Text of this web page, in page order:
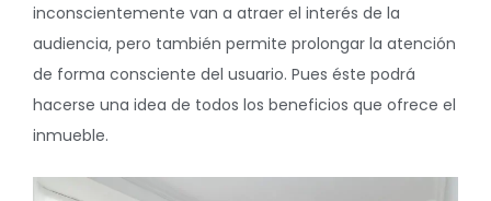
inconscientemente van a atraer el interés de la
audiencia, pero también permite prolongar la atención
de forma consciente del usuario. Pues éste podrá
hacerse una idea de todos los beneficios que ofrece el
inmueble.